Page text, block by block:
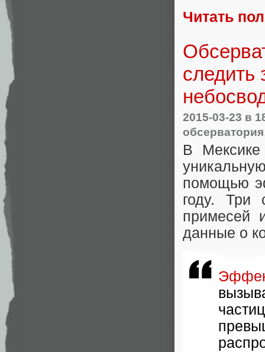
Читать
следить
2015-03-23 в
обсерватория
В Мексике
помощью
году. Три
примесей
данные о